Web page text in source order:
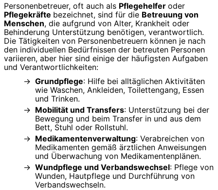
Personenbetreuer, oft auch als Pflegehelfer oder
Pflegekräfte bezeichnet, sind für die Betreuung von
Menschen, die aufgrund von Alter, Krankheit oder
Behinderung Unterstützung benötigen, verantwortlich.
Die Tätigkeiten von Personenbetreuern können je nach
den individuellen Bedürfnissen der betreuten Personen
variieren, aber hier sind einige der häufigsten Aufgaben
und Verantwortlichkeiten:
Grundpflege: Hilfe bei alltäglichen Aktivitäten
wie Waschen, Ankleiden, Toilettengang, Essen
und Trinken.
Mobilität und Transfers: Unterstützung bei der
Bewegung und beim Transfer in und aus dem
Bett, Stuhl oder Rollstuhl.
Medikamentenverwaltung: Verabreichen von
Medikamenten gemäß ärztlichen Anweisungen
und Überwachung von Medikamentenplänen.
Wundpflege und Verbandswechsel: Pflege von
Wunden, Hautpflege und Durchführung von
Verbandswechseln.